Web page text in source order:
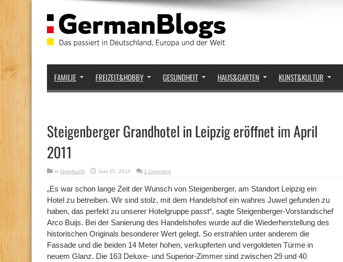
FAMILIE FREIZEIT&HOBBY GESUNDHEIT HAUS&GARTEN KUNST&KULTUR
Steigenberger Grandhotel in Leipzig eröffnet im April
2011
in Unterkunft Juni 25, 2010 1 Comment
„Es war schon lange Zeit der Wunsch von Steigenberger, am Standort Leipzig ein
Hotel zu betreiben. Wir sind stolz, mit dem Handelshof ein wahres Juwel gefunden zu
haben, das perfekt zu unserer Hotelgruppe passt“, sagte Steigenberger-Vorstandschef
Arco Buijs. Bei der Sanierung des Handelshofes wurde auf die Wiederherstellung des
historischen Originals besonderer Wert gelegt. So erstrahlen unter anderem die
Fassade und die beiden 14 Meter hohen, verkupferten und vergoldeten Türme in
neuem Glanz. Die 163 Deluxe- und Superior-Zimmer sind zwischen 29 und 40